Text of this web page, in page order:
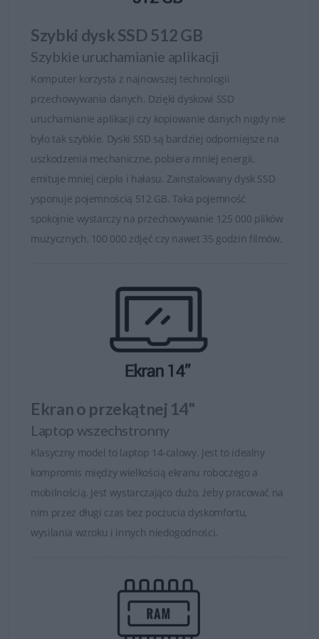
Pamięć DDR5
Bezpieczeństwo na najwyższym poziomie
Zamykana obudowa i czujniki naruszenia
Osłony prywatności na kamerach
Rozpoznawanie twarzy i czytniki linii papilarnych
Zaawansowane pakiety oprogramowania
zabezpieczającego
Certyfikacja ISV
Laptopy Dell Pro Max są testowane i certyfikowane przez
niezależnych dostawców oprogramowania (ISV),
zapewniając niezawodną, zoptymalizowaną wydajność
dla najbardziej wymagających profesjonalnych aplikacji.
aplikacje do projektowania wspomaganego
komputerowo (CAD) 2D/3D, tworzenia treści cyfrowych
(DCC), edycji grafiki i dźwięku lub materiałów do druku
bądź projektowania stron WWW.
Podział serii Dell Pro Max
Dell Pro Max – moc i niezawodność w przystępnej
cenie
finansowych oraz użytkowników profesjonalnych.
Smukła, lekka konstrukcja i wysoka wydajność sprawiają,
że jest doskonałym wyborem do codziennej pracy. To
Szybki dysk SSD 512 GB
Szybkie uruchamianie aplikacji
Komputer korzysta z najnowszej technologii
przechowywania danych. Dzięki dyskowi SSD
uruchamianie aplikacji czy kopiowanie danych nigdy nie
było tak szybkie. Dyski SSD są bardziej odporniejsze na
uszkodzenia mechaniczne, pobiera mniej energii,
emituje mniej ciepła i hałasu. Zainstalowany dysk SSD
ysponuje pojemnością 512 GB. Taka pojemność
spokojnie wystarczy na przechowywanie 125 000 plików
muzycznych, 100 000 zdjęć czy nawet 35 godzin filmów.
Ekran o przekątnej 14"
Laptop wszechstronny
Klasyczny model to laptop 14-calowy. Jest to idealny
kompromis między wielkością ekranu roboczego a
mobilnością. Jest wystarczająco dużo, żeby pracować na
nim przez długi czas bez poczucia dyskomfortu,
wysilania wzroku i innych niedogodności.